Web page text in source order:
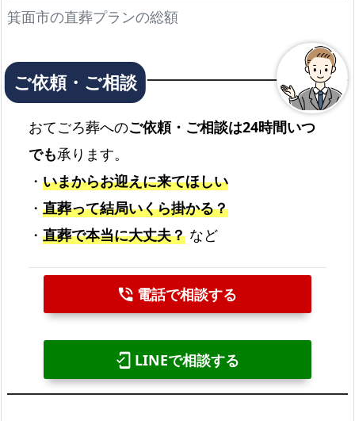
箕面市の直葬プランの総額
おてごろ葬へのご依頼・ご相談は24時間いつ
でも承ります。
・ いまからお迎えに来てほしい
・ 直葬って結局いくら掛かる？
・ 直葬で本当に大丈夫？など
phone_in_talk電話で相談する
mobile_friendly LINEで相談する